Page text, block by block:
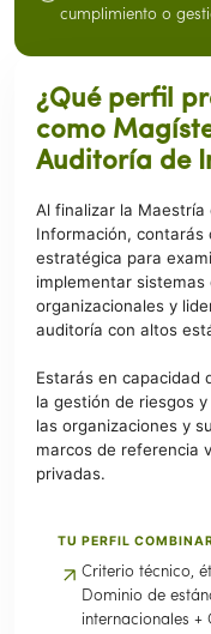
cumplimiento o
¿Qué perfil
como
Auditoría de
Al finalizar la
Información, contarás
estratégica para
implementar
organizacionales y
auditoría con altos
Estarás en capacidad
la gestión de riesgos
las organizaciones y
marcos de referencia
privadas.
TU PERFIL
Criterio técnico,
Dominio de
internacionales